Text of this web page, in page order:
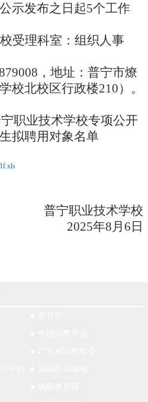
发布之日起5个工作
受理科室：组织人事
，地址：普宁市燎
校北校区行政楼210）。
职业技术学校专项公开
拟聘用对象名单
普宁职业技术学校
2025年8 月 6 日